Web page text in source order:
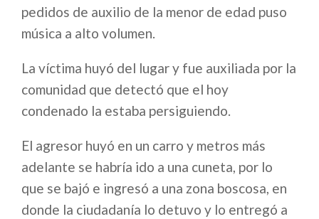
pedidos de auxilio de la menor de edad puso
música a alto volumen.
La víctima huyó del lugar y fue auxiliada por la
comunidad que detectó que el hoy
condenado la estaba persiguiendo.
El agresor huyó en un carro y metros más
adelante se habría ido a una cuneta, por lo
que se bajó e ingresó a una zona boscosa, en
donde la ciudadanía lo detuvo y lo entregó a